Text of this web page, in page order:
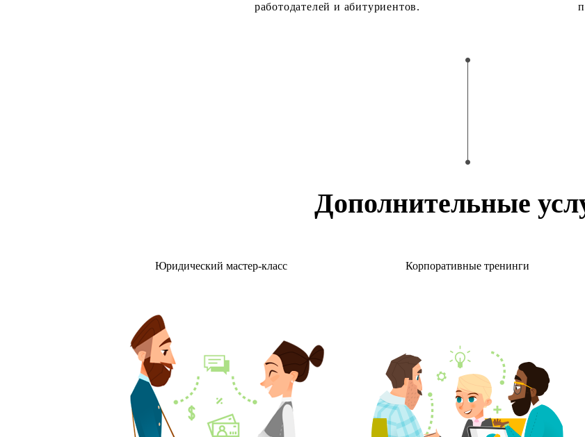
работодателей и абитуриентов.
Дополнительные
Юридический мастер-класс Корпоративные тренинги